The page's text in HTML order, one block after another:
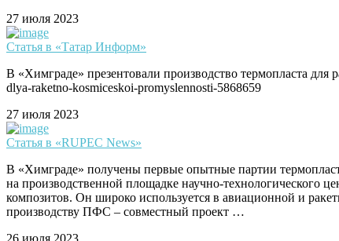
27 июля 2023
Статья в «Татар Информ»
В «Химграде» презентовали производство термопласта
dlya-raketno-kosmiceskoi-promyslennosti-5868659
27 июля 2023
Статья в «RUPEC News»
В «Химграде» получены первые опытные партии
на производственной площадке научно-технологического
композитов. Он широко используется в авиационной и
производству ПФС – совместный проект …